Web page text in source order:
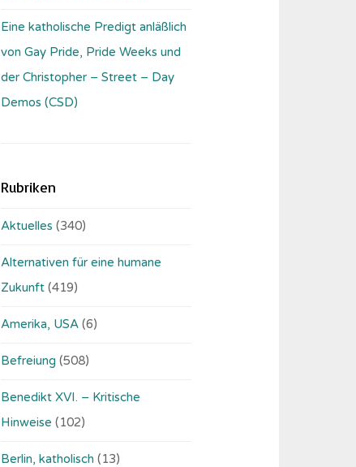
Eine katholische Predigt anläßlich
von Gay Pride, Pride Weeks und
der Christopher – Street – Day
Demos (CSD)
Rubriken
Aktuelles (340)
Alternativen für eine humane
Zukunft (419)
Amerika, USA (6)
Befreiung (508)
Benedikt XVI. – Kritische
Hinweise (102)
Berlin, katholisch (13)